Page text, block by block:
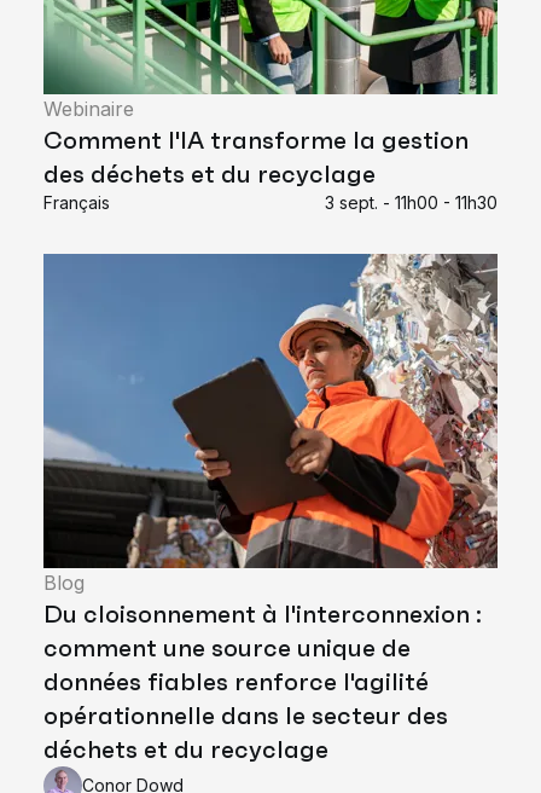
Webinaire
Comment l'IA transforme la gestion
des déchets et du recyclage
Français 3 sept. - 11h00 - 11h30
Blog
Du cloisonnement à l'interconnexion :
comment une source unique de
données fiables renforce l'agilité
opérationnelle dans le secteur des
déchets et du recyclage
Conor Dowd